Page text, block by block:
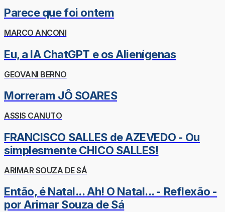
Parece que foi ontem
MARCO ANCONI
Eu, a IA ChatGPT e os Alienígenas
GEOVANI BERNO
Morreram JÔ SOARES
ASSIS CANUTO
FRANCISCO SALLES de AZEVEDO - Ou
simplesmente CHICO SALLES!
ARIMAR SOUZA DE SÁ
Então, é Natal... Ah! O Natal... - Reflexão -
por Arimar Souza de Sá